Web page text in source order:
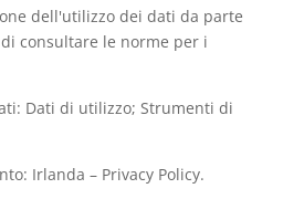
dell'utilizzo dei dati da parte
consultare le norme per i
Dati di utilizzo; Strumenti di
Irlanda – Privacy Policy.